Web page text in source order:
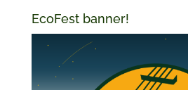
EcoFest banner!